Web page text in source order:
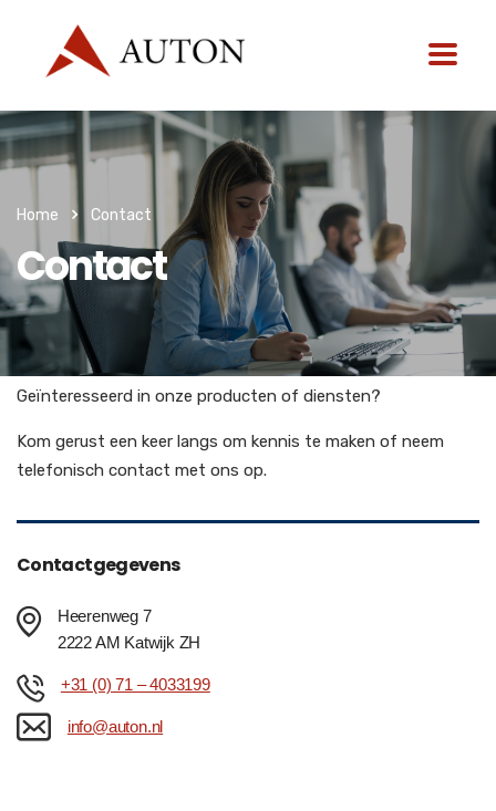
Home Contact
Contact
Geïnteresseerd in onze producten of diensten?
Kom gerust een keer langs om kennis te maken of neem
telefonisch contact met ons op.
Contactgegevens
Heerenweg 7
2222 AM Katwijk ZH
+31 (0) 71 – 4033199
info@auton.nl